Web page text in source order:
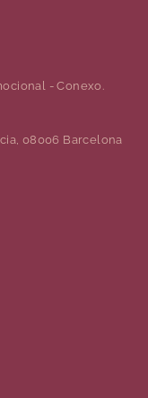
- Conexo.
08006 Barcelona